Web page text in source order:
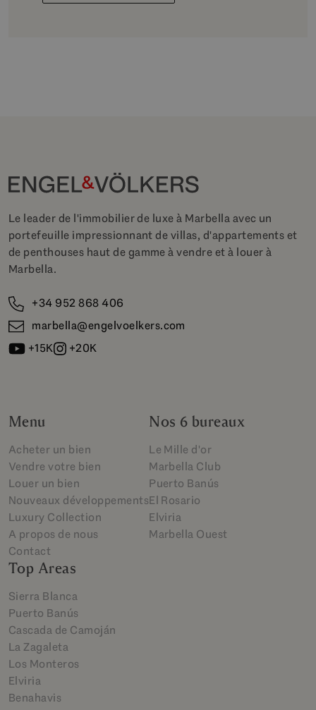
Le leader de l'immobilier de luxe à Marbella avec un
portefeuille impressionnant de villas, d'appartements et
de penthouses haut de gamme à vendre et à louer à
Marbella.
+34 952 868 406
marbella@engelvoelkers.com
+15K
+20K
Menu
Acheter un bien
Vendre votre bien
Louer un bien
Nouveaux développements
Luxury Collection
A propos de nous
Contact
Nos 6 bureaux
Le Mille d'or
Marbella Club
Puerto Banús
El Rosario
Elviria
Marbella Ouest
Top Areas
Sierra Blanca
Puerto Banús
Cascada de Camoján
La Zagaleta
Los Monteros
Elviria
Benahavis